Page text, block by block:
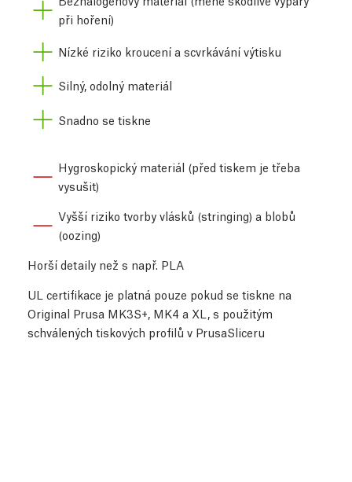
při hoření)
Nízké riziko kroucení a scvrkávání výtisku
Silný, odolný materiál
Snadno se tiskne
Hygroskopický materiál (před tiskem je třeba
vysušit)
Vyšší riziko tvorby vlásků (stringing) a blobů
(oozing)
Horší detaily než s např. PLA
UL certifikace je platná pouze pokud se tiskne na
Original Prusa MK3S+, MK4 a XL, s použitým
schválených tiskových profilů v PrusaSliceru